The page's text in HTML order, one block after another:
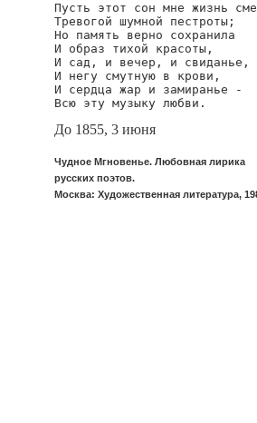
Пусть этот сон мне жизнь
Тревогой шумной пестроты;
Но память верно сохранила
И образ тихой красоты,
И сад, и вечер, и свиданье,
И негу смутную в крови,
И сердца жар и замиранье -
Всю эту музыку любви.
До 1855, 3 июня
Чудное Мгновенье. Любовная лирика
русских поэтов.
Москва: Художественная литература,